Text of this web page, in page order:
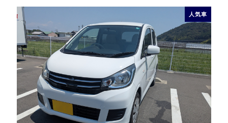
人気車